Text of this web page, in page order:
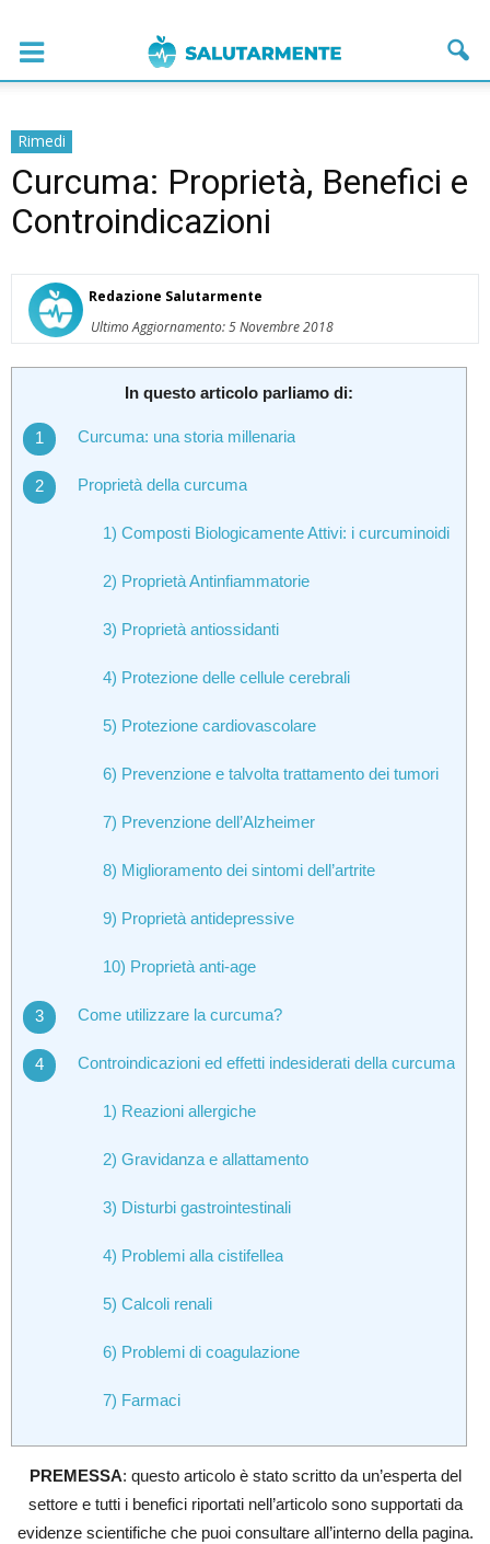
Rimedi
Curcuma: Proprietà, Benefici e
Controindicazioni
Redazione Salutarmente
Ultimo Aggiornamento: 5 Novembre 2018
In questo articolo parliamo di:
Curcuma: una storia millenaria
Proprietà della curcuma
1) Composti Biologicamente Attivi: i curcuminoidi
2) Proprietà Antinfiammatorie
3) Proprietà antiossidanti
4) Protezione delle cellule cerebrali
5) Protezione cardiovascolare
6) Prevenzione e talvolta trattamento dei tumori
7) Prevenzione dell’Alzheimer
8) Miglioramento dei sintomi dell’artrite
9) Proprietà antidepressive
10) Proprietà anti-age
Come utilizzare la curcuma?
Controindicazioni ed effetti indesiderati della curcuma
1) Reazioni allergiche
2) Gravidanza e allattamento
3) Disturbi gastrointestinali
4) Problemi alla cistifellea
5) Calcoli renali
6) Problemi di coagulazione
7) Farmaci
PREMESSA: questo articolo è stato scritto da un’esperta del
settore e tutti i benefici riportati nell’articolo sono supportati da
evidenze scientifiche che puoi consultare all’interno della pagina.